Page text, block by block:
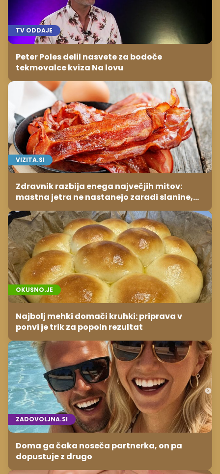
TV ODDAJE
Peter Poles delil nasvete za bodoče
tekmovalce kviza Na lovu
VIZITA.SI
Zdravnik razbija enega največjih mitov:
mastna jetra ne nastanejo zaradi slanine,
temveč zaradi živila, ki ga imamo vsi radi
OKUSNO.JE
Najbolj mehki domači kruhki: priprava v
ponvi je trik za popoln rezultat
ZADOVOLJNA.SI
Doma ga čaka noseča partnerka, on pa
dopustuje z drugo